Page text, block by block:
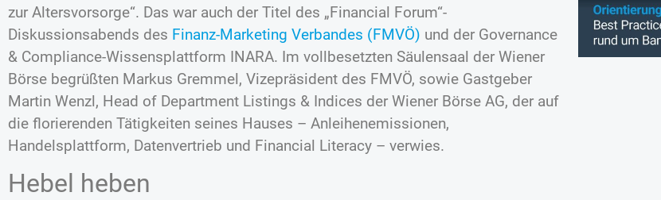
zur Altersvorsorge“. Das war auch der Titel des „Financial Forum“-
Diskussionsabends des Finanz-Marketing Verbandes (FMVÖ) und der Governance
& Compliance-Wissensplattform INARA. Im vollbesetzten Säulensaal der Wiener
Börse begrüßten Markus Gremmel, Vizepräsident des FMVÖ, sowie Gastgeber
Martin Wenzl, Head of Department Listings & Indices der Wiener Börse AG, der auf
die florierenden Tätigkeiten seines Hauses – Anleihenemissionen,
Handelsplattform, Datenvertrieb und Financial Literacy – verwies.
Hebel heben